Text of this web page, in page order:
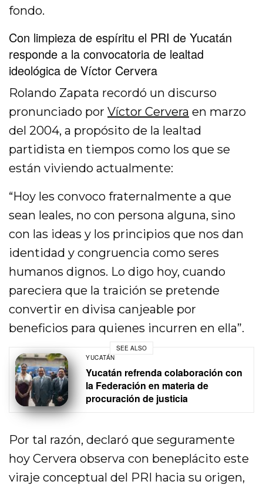
fondo.
Con limpieza de espíritu el PRI de Yucatán
responde a la convocatoria de lealtad
ideológica de Víctor Cervera
Rolando Zapata recordó un discurso
pronunciado porVíctor Cervera en marzo
del 2004, a propósito de la lealtad
partidista en tiempos como los que se
están viviendo actualmente:
“Hoy les convoco fraternalmente a que
sean leales, no con persona alguna, sino
con las ideas y los principios que nos dan
identidad y congruencia como seres
humanos dignos. Lo digo hoy, cuando
pareciera que la traición se pretende
convertir en divisa canjeable por
beneficios para quienes incurren en ella”.
SEE ALSO
YUCATÁN
Yucatán refrenda colaboración con
la Federación en materia de
procuración de justicia
Por tal razón, declaró que seguramente
hoy Cervera observa con beneplácito este
viraje conceptual del PRI hacia su origen,